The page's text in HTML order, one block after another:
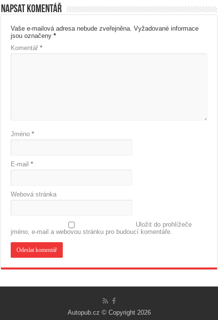
Napsat komentář
Vaše e-mailová adresa nebude zveřejněna. Vyžadované informace
jsou označeny*
Komentář*
Jméno*
E-mail*
Webová stránka
Uložit do prohlížeče
jméno, e-mail a webovou stránku pro budoucí komentáře.
Autopub.cz © Copyright 2026